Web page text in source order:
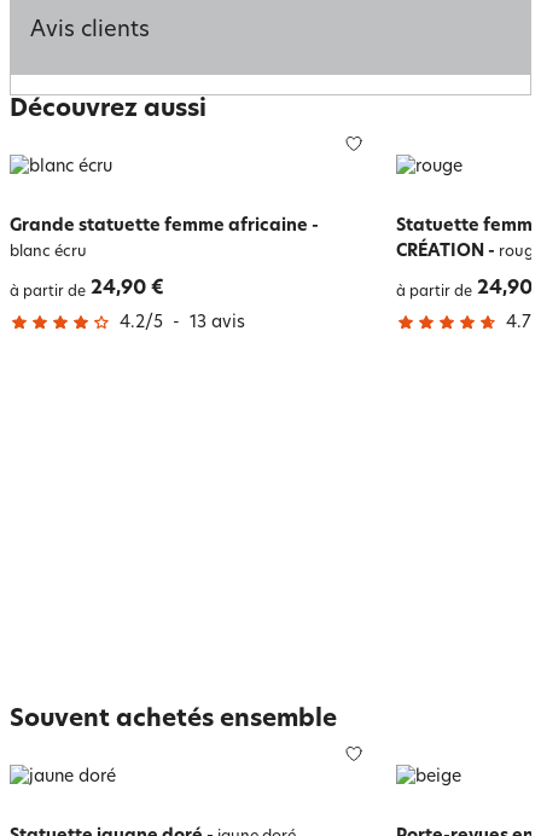
Avis clients
Découvrez aussi
Grande statuette femme africaine -
blanc écru
à partir de 24,90 €
4.2/5 - 13 avis
Statuette femme
CRÉATION - rouge
à partir de 24,90
4.7
Souvent achetés ensemble